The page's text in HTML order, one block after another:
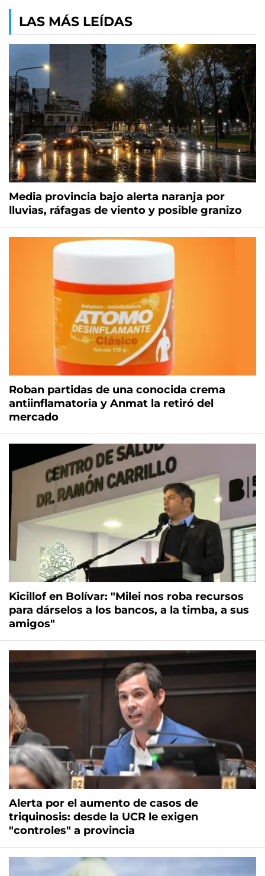
LAS MÁS LEÍDAS
Media provincia bajo alerta naranja por
lluvias, ráfagas de viento y posible granizo
Roban partidas de una conocida crema
antiinflamatoria y Anmat la retiró del
mercado
Kicillof en Bolívar: "Milei nos roba recursos
para dárselos a los bancos, a la timba, a sus
amigos"
Alerta por el aumento de casos de
triquinosis: desde la UCR le exigen
"controles" a provincia